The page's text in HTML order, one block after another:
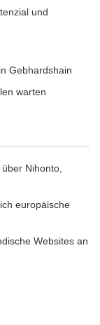
und
Die
Die
in der
zu.
und
Gebhardshain
warten
Nihonto,
europäische
Websites an